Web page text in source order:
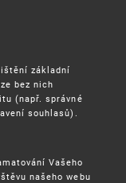
základní
bez nich
(např. správné
souhlasů).
Vašeho
našeho webu